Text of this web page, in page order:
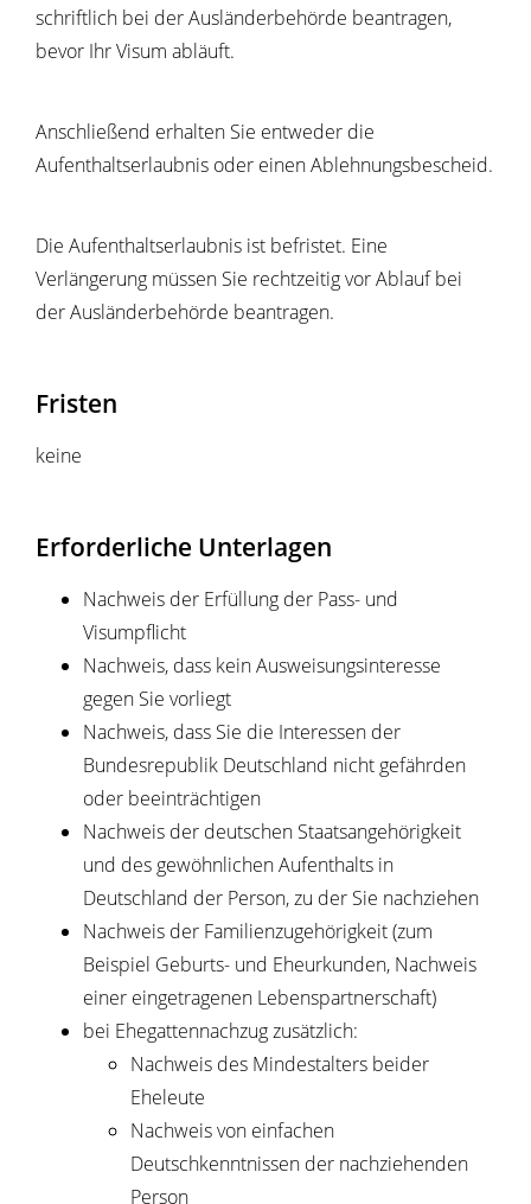
schriftlich bei der Ausländerbehörde beantragen,
bevor Ihr Visum abläuft.
Anschließend erhalten Sie entweder die
Aufenthaltserlaubnis oder einen Ablehnungsbescheid.
Die Aufenthaltserlaubnis ist befristet. Eine
Verlängerung müssen Sie rechtzeitig vor Ablauf bei
der Ausländerbehörde beantragen.
Fristen
keine
Erforderliche Unterlagen
Nachweis der Erfüllung der Pass- und
Visumpflicht
Nachweis, dass kein Ausweisungsinteresse
gegen Sie vorliegt
Nachweis, dass Sie die Interessen der
Bundesrepublik Deutschland nicht gefährden
oder beeinträchtigen
Nachweis der deutschen Staatsangehörigkeit
und des gewöhnlichen Aufenthalts in
Deutschland der Person, zu der Sie nachziehen
Nachweis der Familienzugehörigkeit (zum
Beispiel Geburts- und Eheurkunden, Nachweis
einer eingetragenen Lebenspartnerschaft)
bei Ehegattennachzug zusätzlich:
Nachweis des Mindestalters beider
Eheleute
Nachweis von einfachen
Deutschkenntnissen der nachziehenden
Person